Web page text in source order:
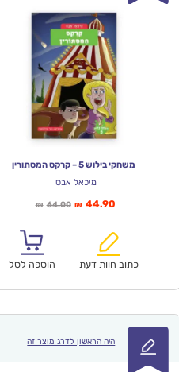
משחקי בילוש 5 – קרקס המסתורין
מיכאל אבס
₪ 64.00המחיר
₪64.00.
₪ 44.90המחיר
הוא:
כתוב חוות דעת
הוספה לסל
היה הראשון לדרג מוצר זה